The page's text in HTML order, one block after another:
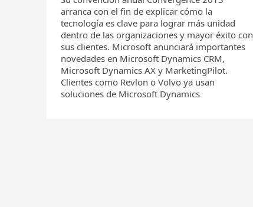
arranca con el fin de explicar cómo la
tecnología es clave para lograr más unidad
dentro de las organizaciones y mayor éxito con
sus clientes. Microsoft anunciará importantes
novedades en Microsoft Dynamics CRM,
Microsoft Dynamics AX y MarketingPilot.
Clientes como Revlon o Volvo ya usan
soluciones de Microsoft Dynamics